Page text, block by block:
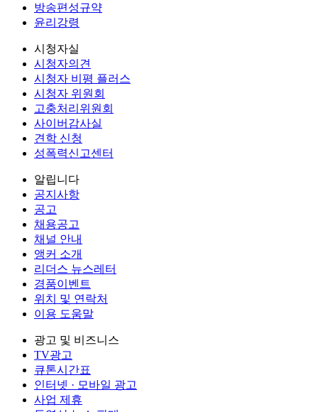
방송편성규약
윤리강령
시청자실
시청자의견
시청자 비평 플러스
시청자 위원회
고충처리위원회
사이버감사실
견학 신청
성폭력신고센터
알립니다
공지사항
공고
채용공고
채널 안내
앵커 소개
리더스 뉴스레터
경품이벤트
위치 및 연락처
이용 도움말
광고 및 비즈니스
TV광고
큐톤시간표
인터넷 · 모바일 광고
사업 제휴